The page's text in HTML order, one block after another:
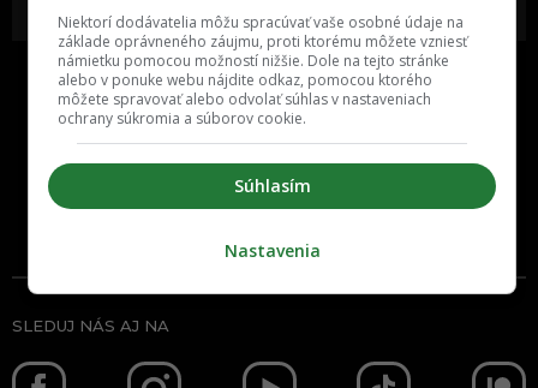
SLEDUJ NÁS AJ NA
Niektorí dodávatelia môžu spracúvať vaše osobné údaje na
základe oprávneného záujmu, proti ktorému môžete vzniesť
námietku pomocou možností nižšie. Dole na tejto stránke
alebo v ponuke webu nájdite odkaz, pomocou ktorého
môžete spravovať alebo odvolať súhlas v nastaveniach
ochrany súkromia a súborov cookie.
Súhlasím
Nastavenia